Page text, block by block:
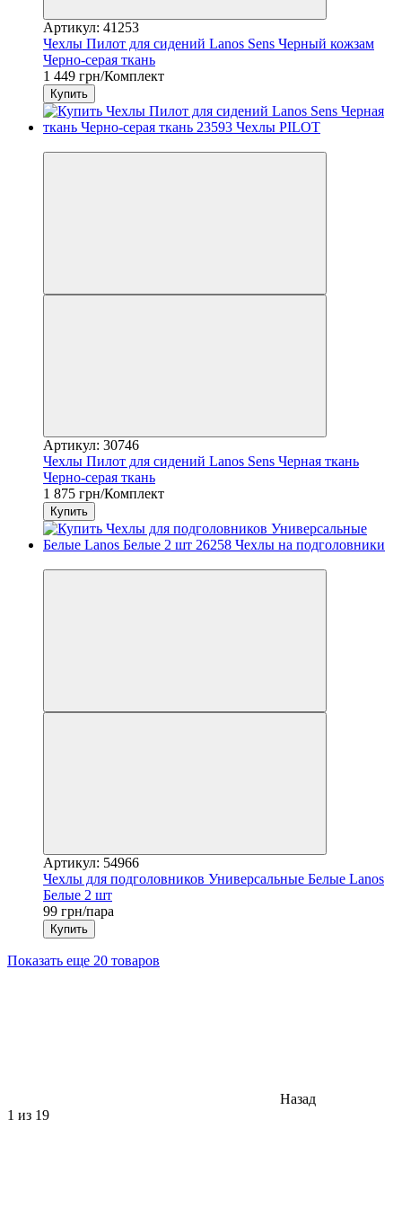
Артикул: 41253
Чехлы Пилот для сидений Lanos Sens Черный кожзам
Черно-серая ткань
1 449 грн/Комплект
Купить
Артикул: 30746
Чехлы Пилот для сидений Lanos Sens Черная ткань
Черно-серая ткань
1 875 грн/Комплект
Купить
Артикул: 54966
Чехлы для подголовников Универсальные Белые Lanos
Белые 2 шт
99 грн/пара
Купить
Показать еще 20 товаров
Назад
1 из 19